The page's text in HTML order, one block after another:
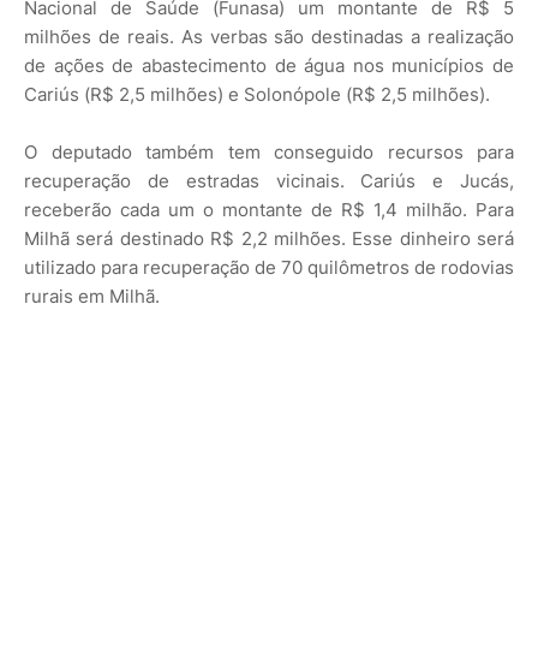
Nacional de Saúde (Funasa) um montante de R$ 5
milhões de reais. As verbas são destinadas a realização
de ações de abastecimento de água nos municípios de
Cariús (R$ 2,5 milhões) e Solonópole (R$ 2,5 milhões).
O deputado também tem conseguido recursos para
recuperação de estradas vicinais. Cariús e Jucás,
receberão cada um o montante de R$ 1,4 milhão. Para
Milhã será destinado R$ 2,2 milhões. Esse dinheiro será
utilizado para recuperação de 70 quilômetros de rodovias
rurais em Milhã.